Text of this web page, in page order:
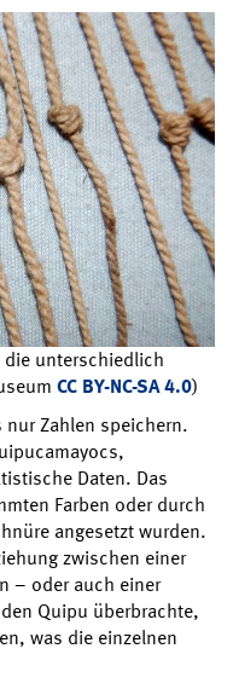
die unterschiedlich
CC BY-NC-SA 4.0)
Zahlen speichern.
Daten. Das
Farben oder durch
angesetzt wurden.
zwischen einer
– oder auch einer
Quipu überbrachte,
was die einzelnen